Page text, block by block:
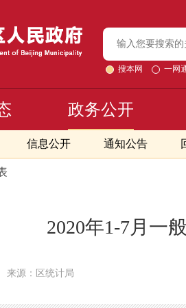
搜本网 一网
政务公开
信息公开 通知公告
2020年1-7月一
来源：区统计局